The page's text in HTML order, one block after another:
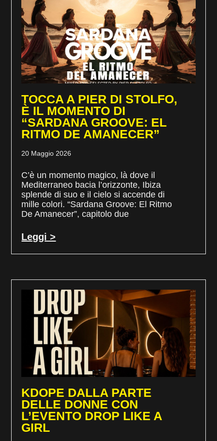
TOCCA A PIER DI STOLFO,
È IL MOMENTO DI
“SARDANA GROOVE: EL
RITMO DE AMANECER”
20 Maggio 2026
C’è un momento magico, là dove il
Mediterraneo bacia l’orizzonte, Ibiza
splende di suo e il cielo si accende di
mille colori. “Sardana Groove: El Ritmo
De Amanecer”, capitolo due
Leggi >
KDOPE DALLA PARTE
DELLE DONNE CON
L’EVENTO DROP LIKE A
GIRL